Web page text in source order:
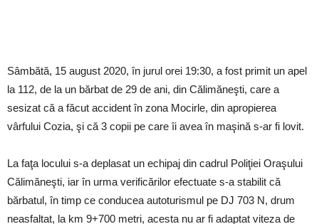
Sâmbătă, 15 august 2020, în jurul orei 19:30, a fost primit un apel
la 112, de la un bărbat de 29 de ani, din Călimăneşti, care a
sesizat că a făcut accident în zona Mocirle, din apropierea
vârfului Cozia, şi că 3 copii pe care îi avea în maşină s-ar fi lovit.
La faţa locului s-a deplasat un echipaj din cadrul Poliţiei Oraşului
Călimăneşti, iar în urma verificărilor efectuate s-a stabilit că
bărbatul, în timp ce conducea autoturismul pe DJ 703 N, drum
neasfaltat, la km 9+700 metri, acesta nu ar fi adaptat viteza de